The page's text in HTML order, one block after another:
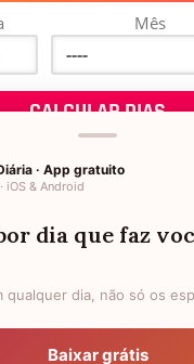
Mês
de
FALTAM 3
· App gratuito
iOS & Android
dia que faz
qualquer dia, não só os
Baixar grátis